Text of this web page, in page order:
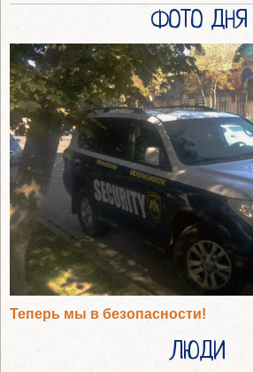
ФОТО ДНЯ
Теперь мы в безопасности!
ЛЮДИ